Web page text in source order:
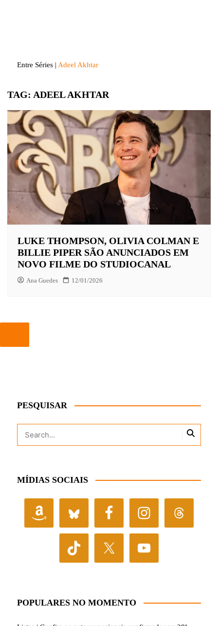
Entre Séries | Adeel Akhtar
TAG: ADEEL AKHTAR
LUKE THOMPSON, OLIVIA COLMAN E
BILLIE PIPER SÃO ANUNCIADOS EM
NOVO FILME DO STUDIOCANAL
Ana Guedes 12/01/2026
PESQUISAR
MÍDIAS SOCIAIS
POPULARES NO MOMENTO